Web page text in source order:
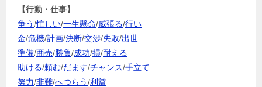
【行動・仕事】
争う/忙しい/一生懸命/威張る/行い
金/危機/計画/決断/交渉/失敗/出世
準備/商売/勝負/成功/損/耐える
助ける/頼む/だます/チャンス/手立て
努力/非難/へつらう/利益